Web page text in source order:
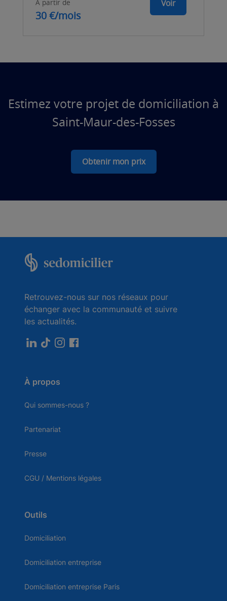
A partir de
30 €/mois
Voir
Estimez votre projet de domiciliation à
Saint-Maur-des-Fosses
Obtenir mon prix
Retrouvez-nous sur nos réseaux pour
échanger avec la communauté et suivre
les actualités.
À propos
Qui sommes-nous ?
Partenariat
Presse
CGU / Mentions légales
Outils
Domiciliation
Domiciliation entreprise
Domiciliation entreprise Paris